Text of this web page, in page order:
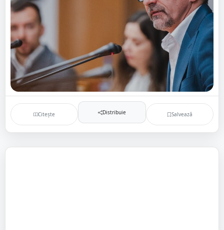
Citește Distribuie Salvează